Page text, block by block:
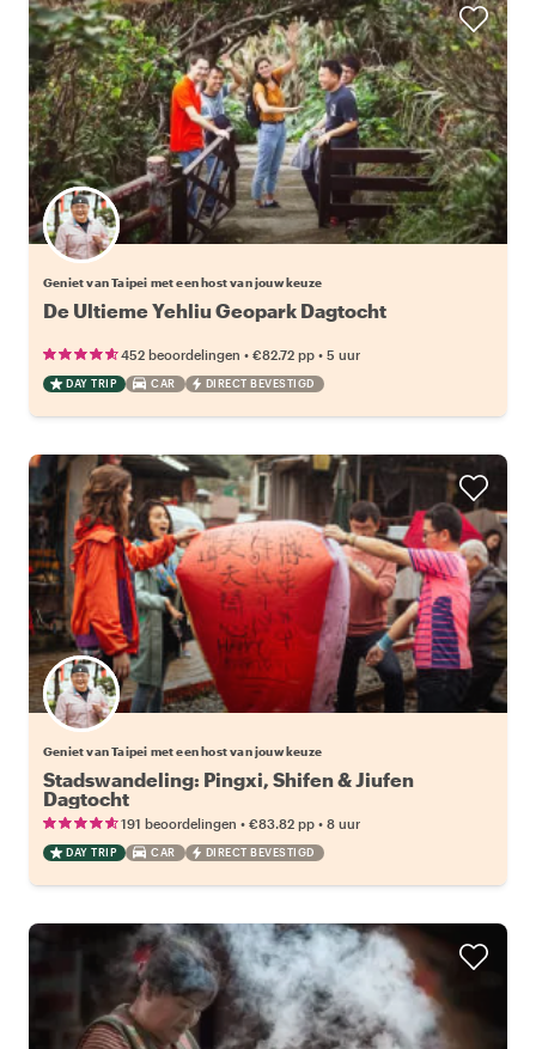
Kies jouw favoriete local
Geniet van Taipei met een host van jouw keuze
De Ultieme Yehliu Geopark Dagtocht
452 beoordelingen • €82.72 pp • 5 uur
DAY TRIP CAR DIRECT BEVESTIGD
Kies jouw favoriete local
Geniet van Taipei met een host van jouw keuze
Stadswandeling: Pingxi, Shifen & Jiufen
Dagtocht
191 beoordelingen • €83.82 pp • 8 uur
DAY TRIP CAR DIRECT BEVESTIGD